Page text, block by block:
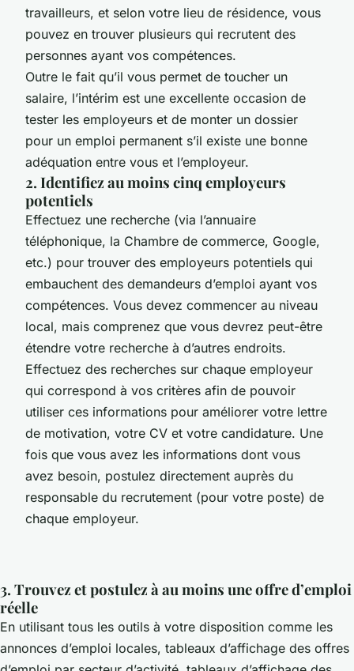
travailleurs, et selon votre lieu de résidence, vous
pouvez en trouver plusieurs qui recrutent des
personnes ayant vos compétences.
Outre le fait qu’il vous permet de toucher un
salaire, l’intérim est une excellente occasion de
tester les employeurs et de monter un dossier
pour un emploi permanent s’il existe une bonne
adéquation entre vous et l’employeur.
2. Identifiez au moins cinq employeurs
potentiels
Effectuez une recherche (via l’annuaire
téléphonique, la Chambre de commerce, Google,
etc.) pour trouver des employeurs potentiels qui
embauchent des demandeurs d’emploi ayant vos
compétences. Vous devez commencer au niveau
local, mais comprenez que vous devrez peut-être
étendre votre recherche à d’autres endroits.
Effectuez des recherches sur chaque employeur
qui correspond à vos critères afin de pouvoir
utiliser ces informations pour améliorer votre lettre
de motivation, votre CV et votre candidature. Une
fois que vous avez les informations dont vous
avez besoin, postulez directement auprès du
responsable du recrutement (pour votre poste) de
chaque employeur.
3. Trouvez et postulez à au moins une offre d’emploi
réelle
En utilisant tous les outils à votre disposition comme les
annonces d’emploi locales, tableaux d’affichage des offres